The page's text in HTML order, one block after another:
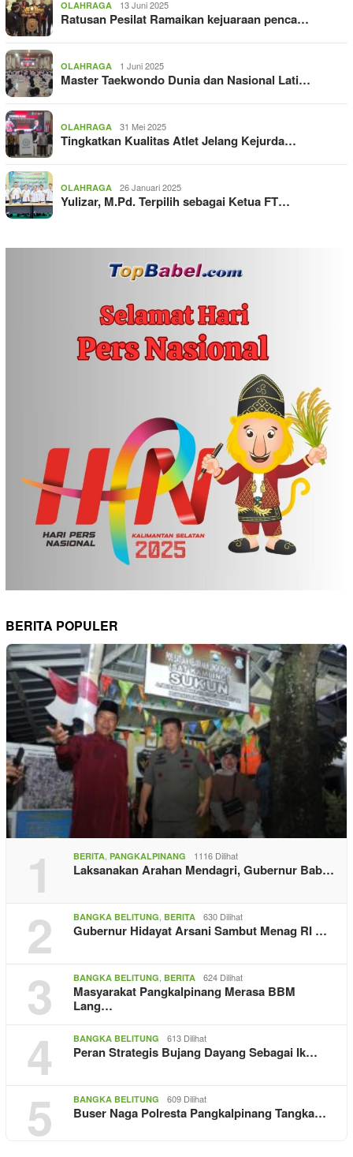
OLAHRAGA 13 Juni 2025
Ratusan Pesilat Ramaikan kejuaraan penca…
OLAHRAGA 1 Juni 2025
Master Taekwondo Dunia dan Nasional Lati…
OLAHRAGA 31 Mei 2025
Tingkatkan Kualitas Atlet Jelang Kejurda…
OLAHRAGA 26 Januari 2025
Yulizar, M.Pd. Terpilih sebagai Ketua FT…
BERITA POPULER
1 BERITA PANGKALPINANG 1116 Dilihat
Laksanakan Arahan Mendagri, Gubernur Bab…
2 BANGKA BELITUNG BERITA 630 Dilihat
Gubernur Hidayat Arsani Sambut Menag RI …
3 BANGKA BELITUNG BERITA 624 Dilihat
Masyarakat Pangkalpinang Merasa BBM
Lang…
4 BANGKA BELITUNG 613 Dilihat
Peran Strategis Bujang Dayang Sebagai Ik…
5 BANGKA BELITUNG 609 Dilihat
Buser Naga Polresta Pangkalpinang Tangka…